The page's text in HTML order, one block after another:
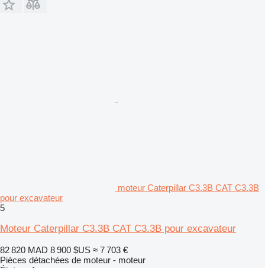
moteur Caterpillar C3.3B CAT C3.3B
pour excavateur
5
Moteur Caterpillar C3.3B CAT C3.3B pour excavateur
82 820 MAD 8 900 $US ≈ 7 703 €
Pièces détachées de moteur - moteur